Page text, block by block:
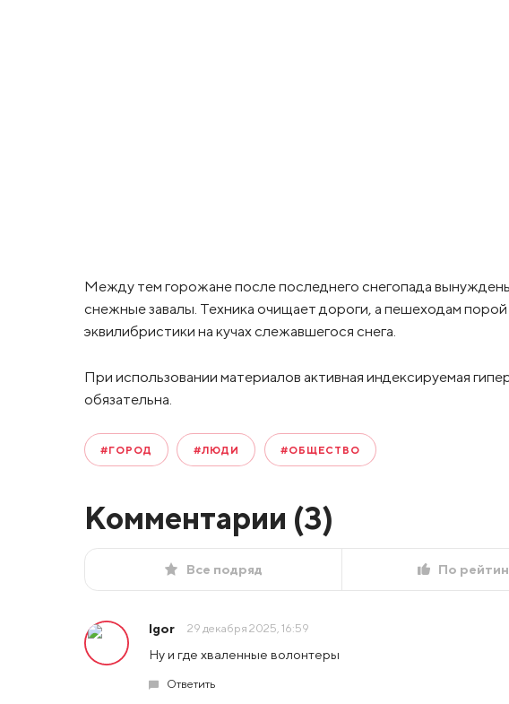
Между тем горожане после последнего снегопада
снежные завалы. Техника очищает дороги, а пешеходам
эквилибристики на кучах слежавшегося снега.
При использовании материалов активная индексируемая
обязательна.
#ГОРОД #ЛЮДИ #ОБЩЕСТВО
Комментарии (3)
Все подряд По
Igor 29 декабря 2025, 16:59
Ну и где хваленные волонтеры
Ответить